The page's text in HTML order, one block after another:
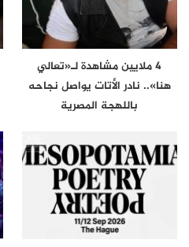
4 ملايين مشاهدة لـ«تعالي
هنا».. نادر الأتات يواصل نجاحه
باللهجة المصرية